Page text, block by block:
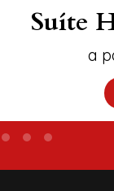
Suíte
a